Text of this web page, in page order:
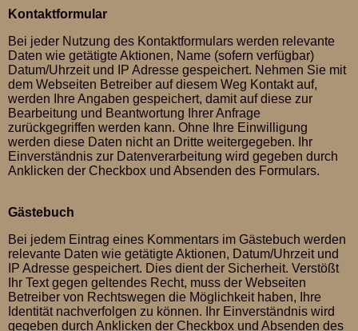
Kontaktformular
Bei jeder Nutzung des Kontaktformulars werden relevante
Daten wie getätigte Aktionen, Name (sofern verfügbar)
Datum/Uhrzeit und IP Adresse gespeichert. Nehmen Sie mit
dem Webseiten Betreiber auf diesem Weg Kontakt auf,
werden Ihre Angaben gespeichert, damit auf diese zur
Bearbeitung und Beantwortung Ihrer Anfrage
zurückgegriffen werden kann. Ohne Ihre Einwilligung
werden diese Daten nicht an Dritte weitergegeben. Ihr
Einverständnis zur Datenverarbeitung wird gegeben durch
Anklicken der Checkbox und Absenden des Formulars.
Gästebuch
Bei jedem Eintrag eines Kommentars im Gästebuch werden
relevante Daten wie getätigte Aktionen, Datum/Uhrzeit und
IP Adresse gespeichert. Dies dient der Sicherheit. Verstößt
Ihr Text gegen geltendes Recht, muss der Webseiten
Betreiber von Rechtswegen die Möglichkeit haben, Ihre
Identität nachverfolgen zu können. Ihr Einverständnis wird
gegeben durch Anklicken der Checkbox und Absenden des